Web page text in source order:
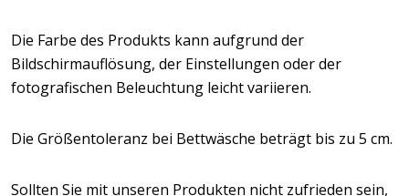
Die Farbe des Produkts kann aufgrund der
Bildschirmauflösung, der Einstellungen oder der
fotografischen Beleuchtung leicht variieren.
Die Größentoleranz bei Bettwäsche beträgt bis zu 5 cm.
Sollten Sie mit unseren Produkten nicht zufrieden sein,